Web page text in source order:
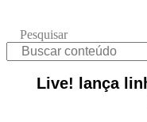
Pesquisar
Live! lança